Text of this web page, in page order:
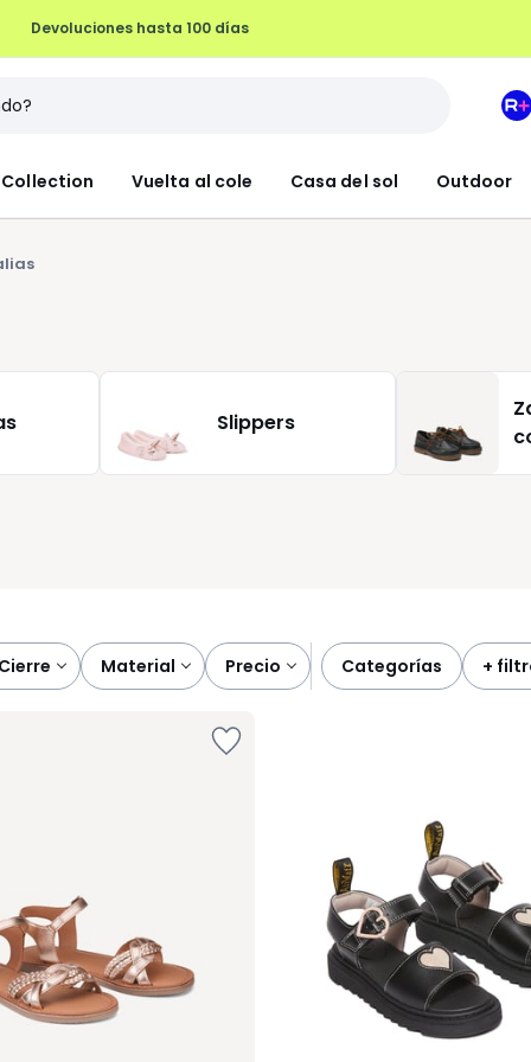
Collection Vuelta al cole Casa del sol Outdoor
Mi
Slippers
cierre
material precio categorías +